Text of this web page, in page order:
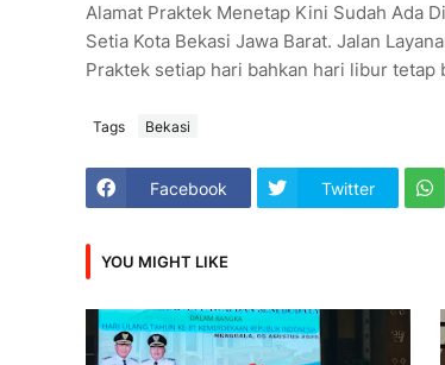
Alamat Praktek Menetap Kini Sudah Ada
Setia Kota Bekasi Jawa Barat. Jalan
Praktek setiap hari bahkan hari libur
Tags Bekasi
Facebook Twitter
YOU MIGHT LIKE